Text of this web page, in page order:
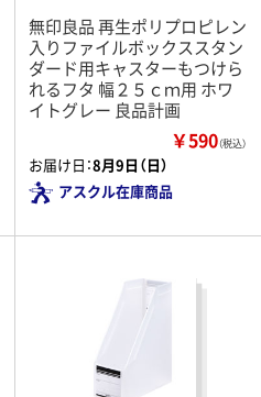
無印良品 再生ポリプロピレン
入りファイルボックススタン
ダード用キャスターもつけら
れるフタ 幅２５ｃｍ用 ホワ
イトグレー 良品計画
￥590（税込）
お届け日：8月9日（日）
アスクル在庫商品